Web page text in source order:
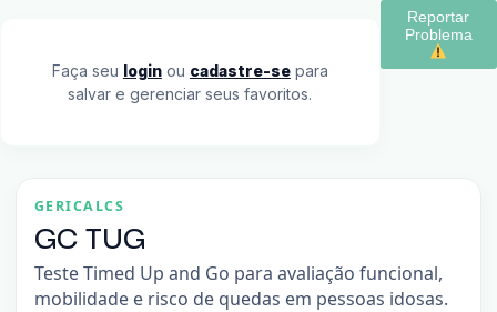
Faça seu loginou cadastre-separa
salvar e gerenciar seus favoritos.
Reportar
GERICALCS
GC TUG
Teste Timed Up and Go para avaliação funcional,
mobilidade e risco de quedas em pessoas idosas.